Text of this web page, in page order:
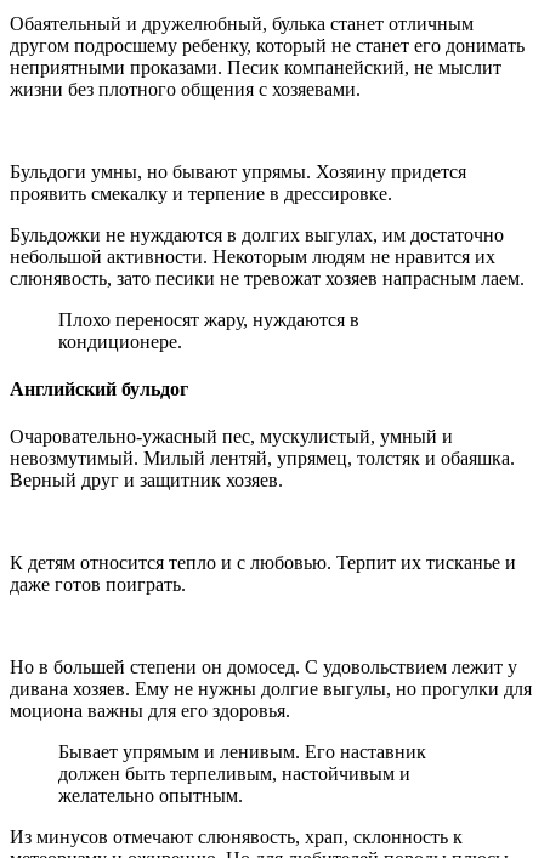
Обаятельный и дружелюбный, булька станет отличным
другом подросшему ребенку, который не станет его донимать
неприятными проказами. Песик компанейский, не мыслит
жизни без плотного общения с хозяевами.
Бульдоги умны, но бывают упрямы. Хозяину придется
проявить смекалку и терпение в дрессировке.
Бульдожки не нуждаются в долгих выгулах, им достаточно
небольшой активности. Некоторым людям не нравится их
слюнявость, зато песики не тревожат хозяев напрасным лаем.
Плохо переносят жару, нуждаются в
кондиционере.
Английский бульдог
Очаровательно-ужасный пес, мускулистый, умный и
невозмутимый. Милый лентяй, упрямец, толстяк и обаяшка.
Верный друг и защитник хозяев.
К детям относится тепло и с любовью. Терпит их тисканье и
даже готов поиграть.
Но в большей степени он домосед. С удовольствием лежит у
дивана хозяев. Ему не нужны долгие выгулы, но прогулки для
моциона важны для его здоровья.
Бывает упрямым и ленивым. Его наставник
должен быть терпеливым, настойчивым и
желательно опытным.
Из минусов отмечают слюнявость, храп, склонность к